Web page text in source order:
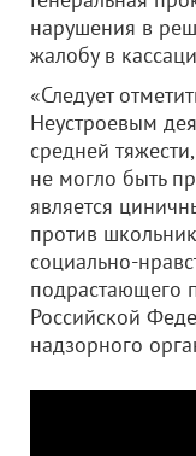
нарушения в
жалобу в
«Следует
Неустроевым
средней
не могло быть
является
против
социально-
подрастающего
Российской
надзорного